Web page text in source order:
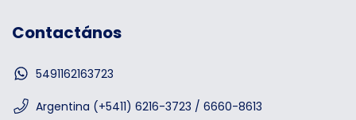
Contactános
5491162163723
Argentina (+5411) 6216-3723 / 6660-8613